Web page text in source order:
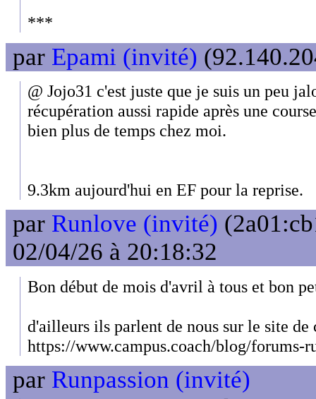
***
par Epami (invité)
@ Jojo31 c'est juste que je suis un peu
récupération aussi rapide après une
bien plus de temps chez moi.
9.3km aujourd'hui en EF pour la reprise.
par Runlove (invité)
02/04/26 à 20:18:32
Bon début de mois d'avril à tous et bon
d'ailleurs ils parlent de nous sur le site
https://www.campus.coach/blog/forums-
par Runpassion (invité)